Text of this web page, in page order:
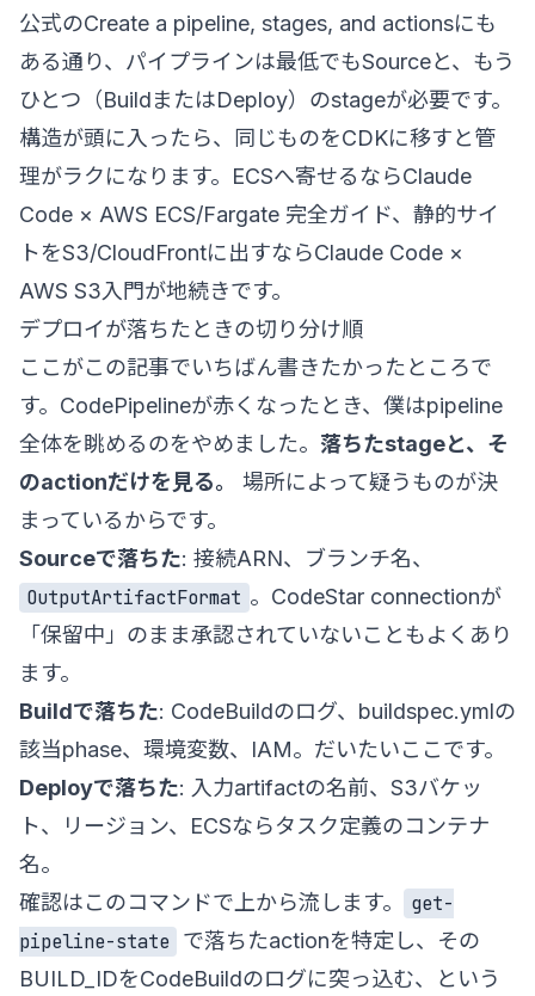
公式のCreate a pipeline, stages, and actionsにも
ある通り、パイプラインは最低でもSourceと、もう
ひとつ（BuildまたはDeploy）のstageが必要です。
構造が頭に入ったら、同じものをCDKに移すと管
理がラクになります。ECSへ寄せるならClaude
Code × AWS ECS/Fargate 完全ガイド、静的サイ
トをS3/CloudFrontに出すならClaude Code ×
AWS S3入門が地続きです。
デプロイが落ちたときの切り分け順
ここがこの記事でいちばん書きたかったところで
す。CodePipelineが赤くなったとき、僕はpipeline
全体を眺めるのをやめました。 落ちたstageと、そ
のactionだけを見る。
場所によって疑うものが決
まっているからです。
Sourceで落ちた: 接続ARN、ブランチ名、
OutputArtifactFormat 。CodeStar connectionが
「保留中」のまま承認されていないこともよくあり
ます。
Buildで落ちた: CodeBuildのログ、buildspec.ymlの
該当phase、環境変数、IAM。だいたいここです。
Deployで落ちた: 入力artifactの名前、S3バケッ
ト、リージョン、ECSならタスク定義のコンテナ
名。
確認はこのコマンドで上から流します。
get-
pipeline-state
で落ちたactionを特定し、その
BUILD_IDをCodeBuildのログに突っ込む、という